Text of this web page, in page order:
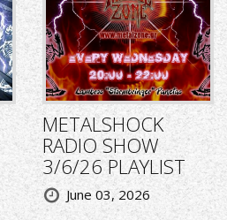
METALSHOCK
RADIO SHOW
3/6/26 PLAYLIST
June 03, 2026